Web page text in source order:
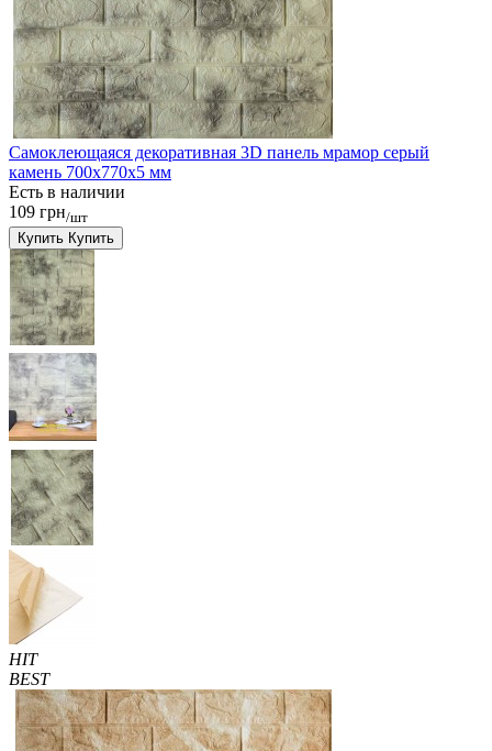
Самоклеющаяся декоративная 3D панель мрамор серый
камень 700x770x5 мм
Есть в наличии
109 грн/шт
Купить Купить
HIT
BEST